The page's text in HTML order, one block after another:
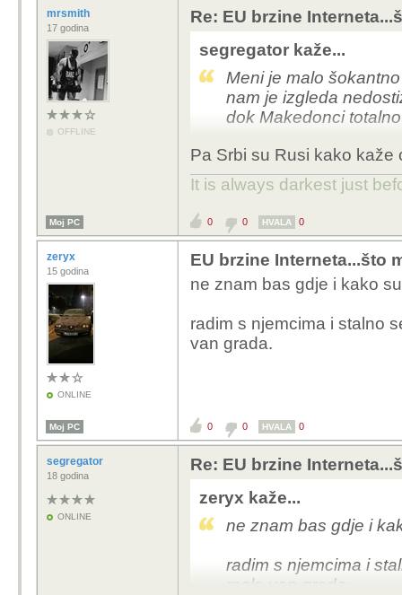
mrsmith
17 godina
OFFLINE
Re: EU brzine
segregator kaže...
Meni je malo
nam je izgleda
dok Makedonci
Pa Srbi su Rusi kako
It is always darkest just
Moj PC 0 0 HVALA 0
zeryx
15 godina
ONLINE
EU brzine Interneta...što
ne znam bas gdje i kako
radim s njemcima i stalno
van grada.
Moj PC 0 0 HVALA 0
segregator
18 godina
ONLINE
Re: EU brzine
zeryx kaže...
ne znam bas gdje i
radim s njemcima i
malo van grada.